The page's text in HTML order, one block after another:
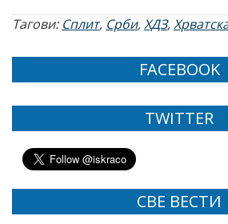
Тагови: Сплит, Срби,ХДЗ,
FACEBOOK
TWITTER
СВЕ ВЕСТИ